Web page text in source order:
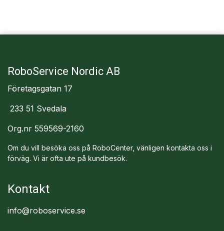
RoboService Nordic AB
Företagsgatan 17
233 51 Svedala
Org.nr 559569-2160
Om du vill besöka oss på RoboCenter, vänligen kontakta oss i
förväg. Vi är ofta ute på kundbesök.
Kontakt
info@roboservice.se